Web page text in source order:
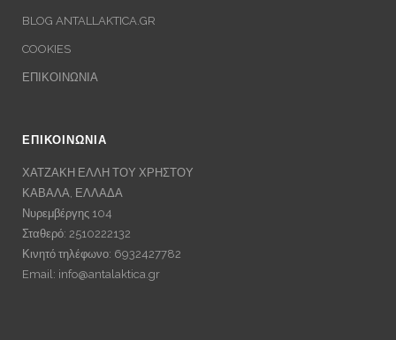
BLOG ANTALLAKTICA.GR
COOKIES
ΕΠΙΚΟΙΝΩΝΙΑ
ΕΠΙΚΟΙΝΩΝΙΑ
ΧΑΤΖΑΚΗ ΕΛΛΗ ΤΟΥ ΧΡΗΣΤΟΥ
ΚΑΒΑΛΑ, ΕΛΛΑΔΑ
Νυρεμβέργης 104
Σταθερό: 2510222132
Κινητό τηλέφωνο: 6932427782
Email: info@antalaktica.gr